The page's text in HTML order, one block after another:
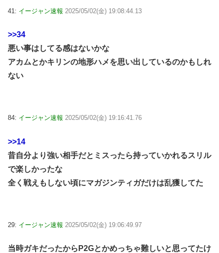
41: イージャン速報 2025/05/02(金) 19:08:44.13
>>34
悪い事はしてる感はないかな
アカムとかキリンの地形ハメを思い出しているのかもしれ
ない
84: イージャン速報 2025/05/02(金) 19:16:41.76
>>14
昔自分より強い相手だとミスったら持っていかれるスリル
で楽しかったな
全く戦えもしない頃にマガジンティガだけは乱獲してた
29: イージャン速報 2025/05/02(金) 19:06:49.97
当時ガキだったからP2Gとかめっちゃ難しいと思ってたけ